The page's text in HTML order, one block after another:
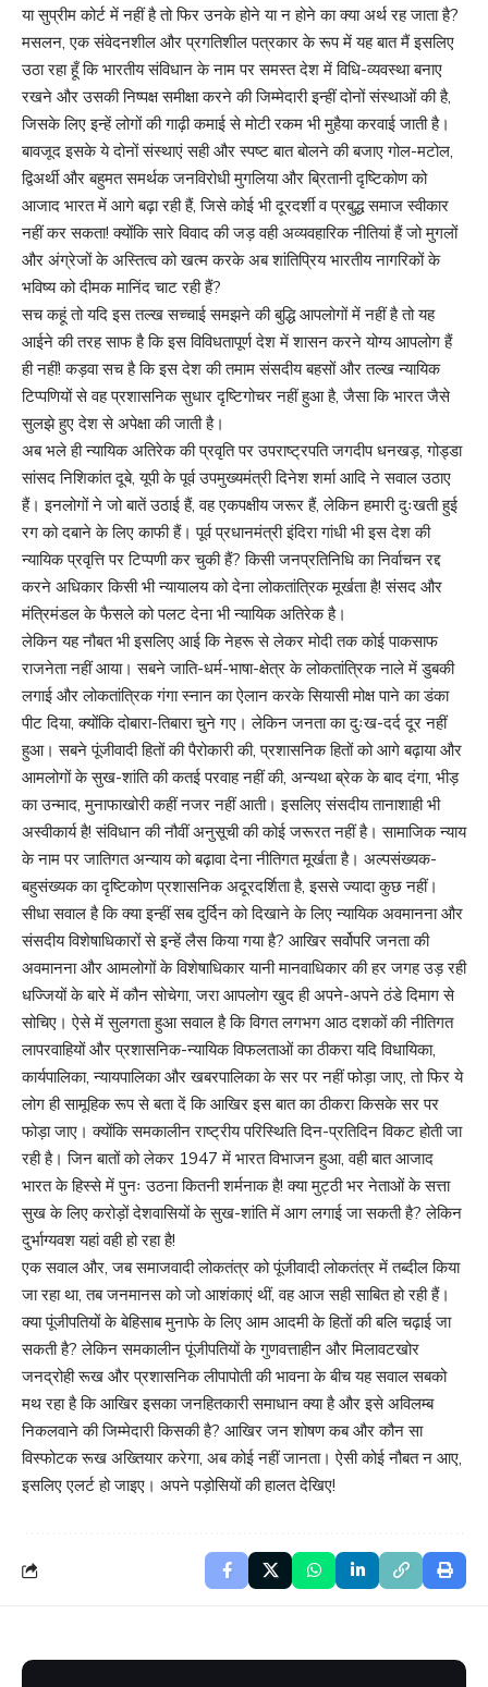
या सुप्रीम कोर्ट में नहीं है तो फिर उनके होने या न होने का क्या अर्थ रह जाता है?
मसलन, एक संवेदनशील और प्रगतिशील पत्रकार के रूप में यह बात मैं इसलिए
उठा रहा हूँ कि भारतीय संविधान के नाम पर समस्त देश में विधि-व्यवस्था बनाए
रखने और उसकी निष्पक्ष समीक्षा करने की जिम्मेदारी इन्हीं दोनों संस्थाओं की है,
जिसके लिए इन्हें लोगों की गाढ़ी कमाई से मोटी रकम भी मुहैया करवाई जाती है।
बावजूद इसके ये दोनों संस्थाएं सही और स्पष्ट बात बोलने की बजाए गोल-मटोल,
द्विअर्थी और बहुमत समर्थक जनविरोधी मुगलिया और ब्रितानी दृष्टिकोण को
आजाद भारत में आगे बढ़ा रही हैं, जिसे कोई भी दूरदर्शी व प्रबुद्ध समाज स्वीकार
नहीं कर सकता! क्योंकि सारे विवाद की जड़ वही अव्यवहारिक नीतियां हैं जो मुगलों
और अंग्रेजों के अस्तित्व को खत्म करके अब शांतिप्रिय भारतीय नागरिकों के
भविष्य को दीमक मानिंद चाट रही हैं?
सच कहूं तो यदि इस तल्ख सच्चाई समझने की बुद्धि आपलोगों में नहीं है तो यह
आईने की तरह साफ है कि इस विविधतापूर्ण देश में शासन करने योग्य आपलोग हैं
ही नहीं! कड़वा सच है कि इस देश की तमाम संसदीय बहसों और तल्ख न्यायिक
टिप्पणियों से वह प्रशासनिक सुधार दृष्टिगोचर नहीं हुआ है, जैसा कि भारत जैसे
सुलझे हुए देश से अपेक्षा की जाती है।
अब भले ही न्यायिक अतिरेक की प्रवृति पर उपराष्ट्रपति जगदीप धनखड़, गोड्डा
सांसद निशिकांत दूबे, यूपी के पूर्व उपमुख्यमंत्री दिनेश शर्मा आदि ने सवाल उठाए
हैं। इनलोगों ने जो बातें उठाई हैं, वह एकपक्षीय जरूर हैं, लेकिन हमारी दुःखती हुई
रग को दबाने के लिए काफी हैं। पूर्व प्रधानमंत्री इंदिरा गांधी भी इस देश की
न्यायिक प्रवृत्ति पर टिप्पणी कर चुकी हैं? किसी जनप्रतिनिधि का निर्वाचन रद्द
करने अधिकार किसी भी न्यायालय को देना लोकतांत्रिक मूर्खता है! संसद और
मंत्रिमंडल के फैसले को पलट देना भी न्यायिक अतिरेक है।
लेकिन यह नौबत भी इसलिए आई कि नेहरू से लेकर मोदी तक कोई पाकसाफ
राजनेता नहीं आया। सबने जाति-धर्म-भाषा-क्षेत्र के लोकतांत्रिक नाले में डुबकी
लगाई और लोकतांत्रिक गंगा स्नान का ऐलान करके सियासी मोक्ष पाने का डंका
पीट दिया, क्योंकि दोबारा-तिबारा चुने गए। लेकिन जनता का दुःख-दर्द दूर नहीं
हुआ। सबने पूंजीवादी हितों की पैरोकारी की, प्रशासनिक हितों को आगे बढ़ाया और
आमलोगों के सुख-शांति की कतई परवाह नहीं की, अन्यथा ब्रेक के बाद दंगा, भीड़
का उन्माद, मुनाफाखोरी कहीं नजर नहीं आती। इसलिए संसदीय तानाशाही भी
अस्वीकार्य है! संविधान की नौवीं अनुसूची की कोई जरूरत नहीं है। सामाजिक न्याय
के नाम पर जातिगत अन्याय को बढ़ावा देना नीतिगत मूर्खता है। अल्पसंख्यक-
बहुसंख्यक का दृष्टिकोण प्रशासनिक अदूरदर्शिता है, इससे ज्यादा कुछ नहीं।
सीधा सवाल है कि क्या इन्हीं सब दुर्दिन को दिखाने के लिए न्यायिक अवमानना और
संसदीय विशेषाधिकारों से इन्हें लैस किया गया है? आखिर सर्वोपरि जनता की
अवमानना और आमलोगों के विशेषाधिकार यानी मानवाधिकार की हर जगह उड़ रही
धज्जियों के बारे में कौन सोचेगा, जरा आपलोग खुद ही अपने-अपने ठंडे दिमाग से
सोचिए। ऐसे में सुलगता हुआ सवाल है कि विगत लगभग आठ दशकों की नीतिगत
लापरवाहियों और प्रशासनिक-न्यायिक विफलताओं का ठीकरा यदि विधायिका,
कार्यपालिका, न्यायपालिका और खबरपालिका के सर पर नहीं फोड़ा जाए, तो फिर ये
लोग ही सामूहिक रूप से बता दें कि आखिर इस बात का ठीकरा किसके सर पर
फोड़ा जाए। क्योंकि समकालीन राष्ट्रीय परिस्थिति दिन-प्रतिदिन विकट होती जा
रही है। जिन बातों को लेकर 1947 में भारत विभाजन हुआ, वही बात आजाद
भारत के हिस्से में पुनः उठना कितनी शर्मनाक है! क्या मुट्ठी भर नेताओं के सत्ता
सुख के लिए करोड़ों देशवासियों के सुख-शांति में आग लगाई जा सकती है? लेकिन
दुर्भाग्यवश यहां वही हो रहा है!
एक सवाल और, जब समाजवादी लोकतंत्र को पूंजीवादी लोकतंत्र में तब्दील किया
जा रहा था, तब जनमानस को जो आशंकाएं थीं, वह आज सही साबित हो रही हैं।
क्या पूंजीपतियों के बेहिसाब मुनाफे के लिए आम आदमी के हितों की बलि चढ़ाई जा
सकती है? लेकिन समकालीन पूंजीपतियों के गुणवत्ताहीन और मिलावटखोर
जनद्रोही रूख और प्रशासनिक लीपापोती की भावना के बीच यह सवाल सबको
मथ रहा है कि आखिर इसका जनहितकारी समाधान क्या है और इसे अविलम्ब
निकलवाने की जिम्मेदारी किसकी है? आखिर जन शोषण कब और कौन सा
विस्फोटक रूख अख्तियार करेगा, अब कोई नहीं जानता। ऐसी कोई नौबत न आए,
इसलिए एलर्ट हो जाइए। अपने पड़ोसियों की हालत देखिए!